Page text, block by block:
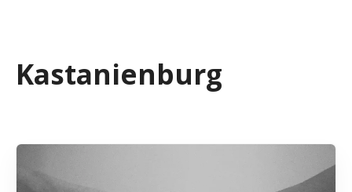
Kastanienburg